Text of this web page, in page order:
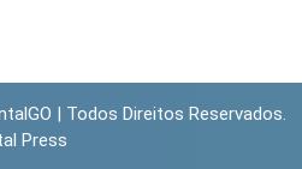
| Todos Direitos Reservados.
Press